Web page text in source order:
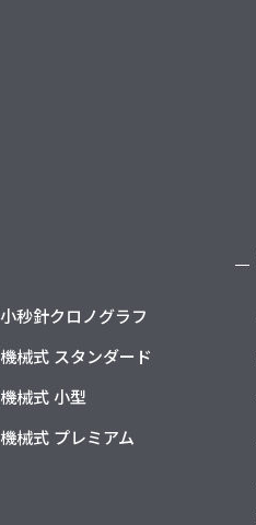
小秒針クロノグラフ
機械式 スタンダード
機械式 小型
機械式 プレミアム